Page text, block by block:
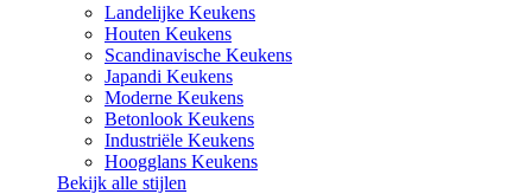
Landelijke Keukens
Houten Keukens
Scandinavische Keukens
Japandi Keukens
Moderne Keukens
Betonlook Keukens
Industriële Keukens
Hoogglans Keukens
Bekijk alle stijlen